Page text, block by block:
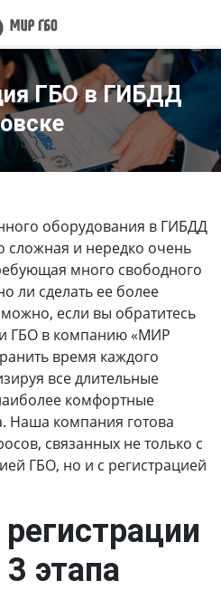
ГБО в ГИБДД
оборудования в ГИБДД
сложная и нередко очень
много свободного
ли сделать ее более
если вы обратитесь
ГБО в компанию «МИР
время каждого
все длительные
комфортные
Наша компания готова
связанных не только с
ГБО, но и с регистрацией
этапа